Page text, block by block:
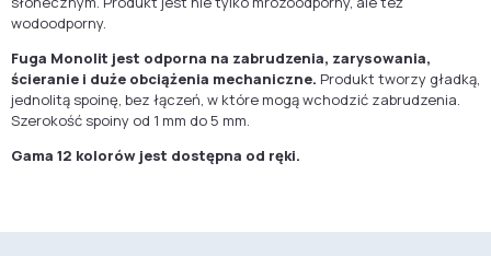
wodoodporny.
Fuga Monolit jest odporna na zabrudzenia, zarysowania,
ścieranie i duże obciążenia mechaniczne. Produkt tworzy gładką,
jednolitą spoinę, bez łączeń, w które mogą wchodzić zabrudzenia.
Szerokość spoiny od 1 mm do 5 mm.
Gama 12 kolorów jest dostępna od ręki.